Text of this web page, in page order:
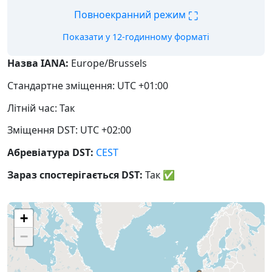
Повноекранний режим ⛶
Показати у 12-годинному форматі
Назва IANA: Europe/Brussels
Стандартне зміщення: UTC +01:00
Літній час: Так
Зміщення DST: UTC +02:00
Абревіатура DST: CEST
Зараз спостерігається DST: Так ✅
+
−